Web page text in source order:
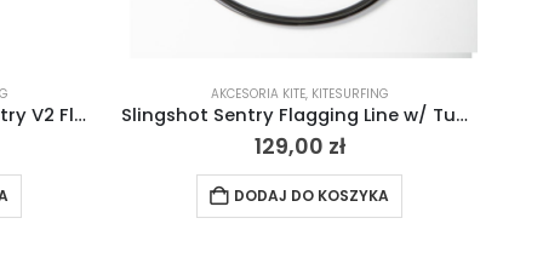
Slingshot Linka Safety – Sentry V2 Flagging Line Only
AKCESORIA KITE, KITESURFING
Slingshot Sentry Flagging Line w/ Tube
129,00 zł
DODAJ DO KOSZYKA